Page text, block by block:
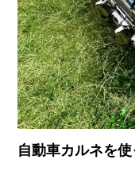
自動車カルネを